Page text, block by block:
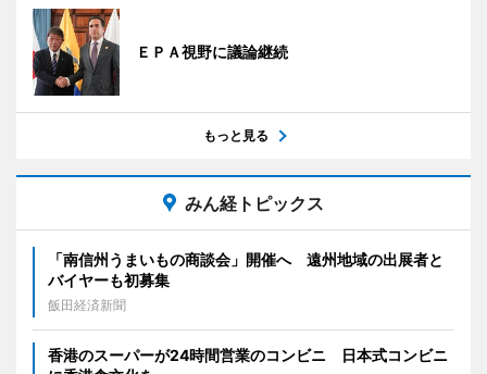
ＥＰＡ視野に議論継続
もっと見る
みん経トピックス
「南信州うまいもの商談会」開催へ 遠州地域の出展者と
バイヤーも初募集
飯田経済新聞
香港のスーパーが24時間営業のコンビニ 日本式コンビニ